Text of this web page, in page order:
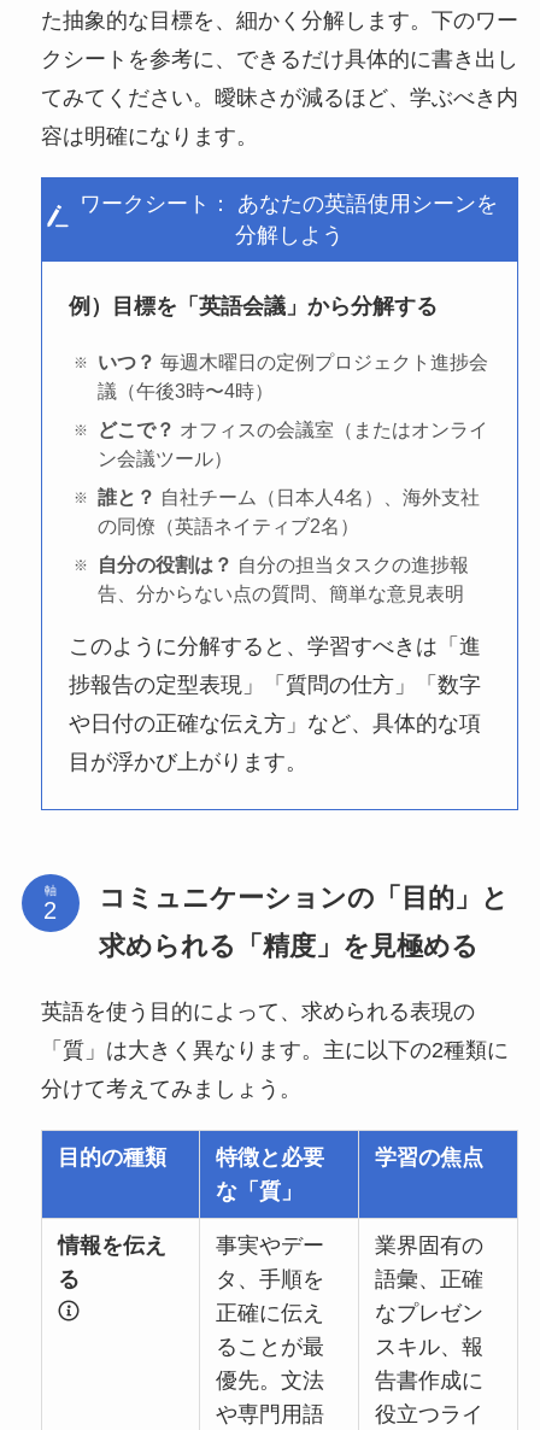
た抽象的な目標を、細かく分解します。下のワー
クシートを参考に、できるだけ具体的に書き出し
てみてください。曖昧さが減るほど、学ぶべき内
容は明確になります。
ワークシート： あなたの英語使用シーンを
分解しよう
例）目標を「英語会議」から分解する
いつ？ 毎週木曜日の定例プロジェクト進捗会
議（午後3時〜4時）
どこで？ オフィスの会議室（またはオンライ
ン会議ツール）
誰と？ 自社チーム（日本人4名）、海外支社
の同僚（英語ネイティブ2名）
自分の役割は？ 自分の担当タスクの進捗報
告、分からない点の質問、簡単な意見表明
このように分解すると、学習すべきは「進
捗報告の定型表現」「質問の仕方」「数字
や日付の正確な伝え方」など、具体的な項
目が浮かび上がります。
軸
コミュニケーションの「目的」と
求められる「精度」を見極める
英語を使う目的によって、求められる表現の
「質」は大きく異なります。主に以下の2種類に
分けて考えてみましょう。
目的の種類
特徴と必要
な「質」
学習の焦点
情報を伝え
る
事実やデー
タ、手順を
正確に伝え
ることが最
優先。文法
や専門用語
業界固有の
語彙、正確
なプレゼン
スキル、報
告書作成に
役立つライ